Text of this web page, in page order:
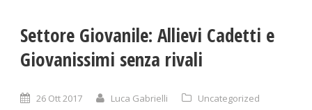
Settore Giovanile: Allievi Cadetti e
Giovanissimi senza rivali
26 Ott 2017 Luca Gabrielli
Uncategorized